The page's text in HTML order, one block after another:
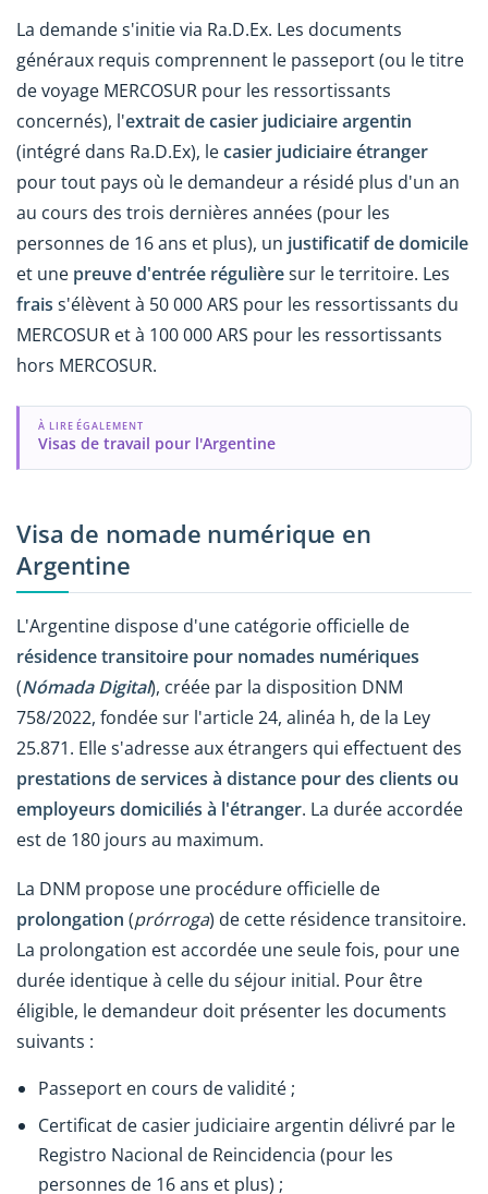
La demande s'initie via Ra.D.Ex. Les documents
généraux requis comprennent le passeport (ou le titre
de voyage MERCOSUR pour les ressortissants
concernés), l'extrait de casier judiciaire argentin
(intégré dans Ra.D.Ex), lecasier judiciaire étranger
pour tout pays où le demandeur a résidé plus d'un an
au cours des trois dernières années (pour les
personnes de 16 ans et plus), un justificatif de domicile
et une preuve d'entrée régulièresur le territoire. Les
frais s'élèvent à 50 000 ARS pour les ressortissants du
MERCOSUR et à 100 000 ARS pour les ressortissants
hors MERCOSUR.
À LIRE ÉGALEMENT
Visas de travail pour l'Argentine
Visa de nomade numérique en
Argentine
L'Argentine dispose d'une catégorie officielle de
résidence transitoire pour nomades numériques
(Nómada Digital), créée par la disposition DNM
758/2022, fondée sur l'article 24, alinéa h, de la Ley
25.871. Elle s'adresse aux étrangers qui effectuent des
prestations de services à distance pour des clients ou
employeurs domiciliés à l'étranger. La durée accordée
est de 180 jours au maximum.
La DNM propose une procédure officielle de
prolongation (prórroga) de cette résidence transitoire.
La prolongation est accordée une seule fois, pour une
durée identique à celle du séjour initial. Pour être
éligible, le demandeur doit présenter les documents
suivants :
Passeport en cours de validité ;
Certificat de casier judiciaire argentin délivré par le
Registro Nacional de Reincidencia (pour les
personnes de 16 ans et plus) ;